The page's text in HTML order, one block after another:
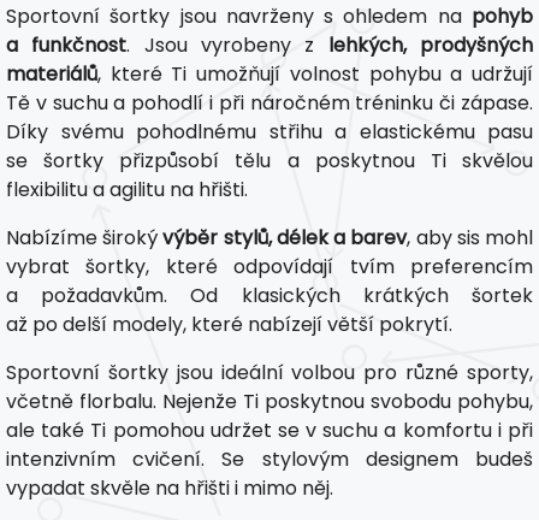
Sportovní šortky jsou navrženy s ohledem na pohyb
a funkčnost. Jsou vyrobeny z lehkých, prodyšných
materiálů, které Ti umožňují volnost pohybu a udržují
Tě v suchu a pohodlí i při náročném tréninku či zápase.
Díky svému pohodlnému střihu a elastickému pasu
se šortky přizpůsobí tělu a poskytnou Ti skvělou
flexibilitu a agilitu na hřišti.
Nabízíme širokývýběr stylů, délek a barev, aby sis mohl
vybrat šortky, které odpovídají tvím preferencím
a požadavkům. Od klasických krátkých šortek
až po delší modely, které nabízejí větší pokrytí.
Sportovní šortky jsou ideální volbou pro různé sporty,
včetně florbalu. Nejenže Ti poskytnou svobodu pohybu,
ale také Ti pomohou udržet se v suchu a komfortu i při
intenzivním cvičení. Se stylovým designem budeš
vypadat skvěle na hřišti i mimo něj.